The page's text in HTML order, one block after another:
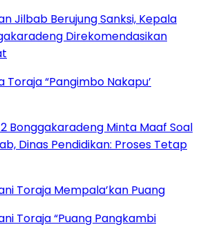
Jilbab Berujung Sanksi, Kepala
Direkomendasikan
Toraja “Pangimbo Nakapu’
2 Bonggakaradeng Minta Maaf Soal
Dinas Pendidikan: Proses Tetap
Toraja Mempala’kan Puang
Toraja “Puang Pangkambi